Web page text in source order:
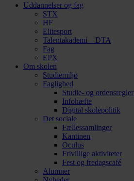
Uddannelser og fag
STX
HF
Elitesport
Talentakademi – DTA
Fag
EPX
Om skolen
Studiemiljø
Faglighed
Studie- og ordensregler
Infohæfte
Digital skolepolitik
Det sociale
Fællessamlinger
Kantinen
Oculus
Frivillige aktiviteter
Fest og fredagscafé
Alumner